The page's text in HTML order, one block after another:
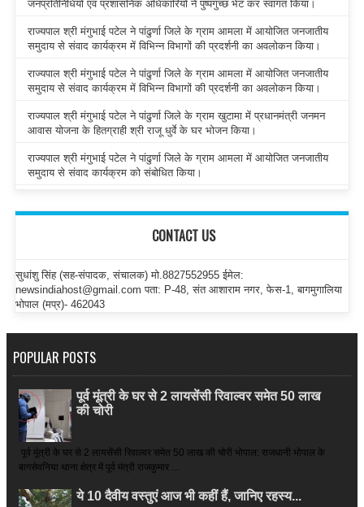
जनप्रतिनिधियों एवं प्रशासनिक अधिकारियों ने पुष्पगुच्छ भेंट कर स्वागत किया।
राज्यपाल श्री मंगुभाई पटेल ने पांढुर्णा जिले के ग्राम आमला में आयोजित जनजातीय
समुदाय से संवाद कार्यक्रम में विभिन्न विभागों की प्रदर्शनी का अवलोकन किया।
राज्यपाल श्री मंगुभाई पटेल ने पांढुर्णा जिले के ग्राम आमला में आयोजित जनजातीय
समुदाय से संवाद कार्यक्रम में विभिन्न विभागों की प्रदर्शनी का अवलोकन किया।
राज्यपाल श्री मंगुभाई पटेल ने पांढुर्णा जिले के ग्राम खुटामा में प्रधानमंत्री जनमन
आवास योजना के हितग्राही श्री राजू धुर्वे के घर भोजन किया।
राज्यपाल श्री मंगुभाई पटेल ने पांढुर्णा जिले के ग्राम आमला में आयोजित जनजातीय
समुदाय से संवाद कार्यक्रम को संबोधित किया।
CONTACT US
सुधांशु सिंह (सह-संपादक, संचालक) मो.8827552955 ईमेल:
newsindiahost@gmail.com पता: P-48, संत आशाराम नगर, फेस-1, बागमुगालिया
भोपाल (मप्र)- 462043
POPULAR POSTS
पूर्व मूंत्री के घर से 2 लायसेंसी रिवाल्वर समेत 50 लाख
की चोरी
पूर्व मूंत्री के घर से 2 लायसेंसी रिवाल्वर समेत 50 लाख की चोरी भोपाल: राजधानी भोपाल के
बागसेवनिया थाना क्षेत्र में पूर्व मंत्री राजकुमार ...
ये 10 दैवीय वस्तुएं आज भी कहीं हैं, जानिए रहस्य...